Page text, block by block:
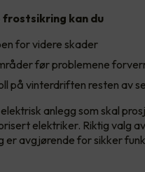
frostsikring kan du
for videre skader
før problemene
på vinterdriften resten av
anlegg som skal
elektriker. Riktig valg
er avgjørende for sikker